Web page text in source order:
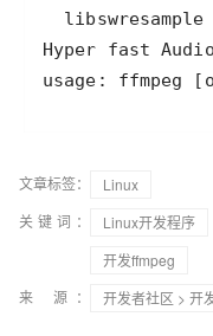
usage:
文章标签：
Linux
关键词：
Linux开发程序
开发ffmpeg
来 源：
开发者社区 > 开